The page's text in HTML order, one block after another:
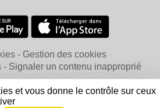
Gestion des cookies
Signaler un contenu inapproprié
et vous donne le contrôle sur ceux